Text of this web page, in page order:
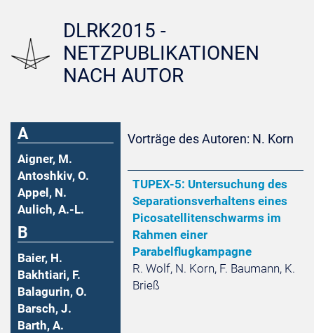
DLRK2015 -
NETZPUBLIKATIONEN
NACH AUTOR
A
Aigner, M.
Antoshkiv, O.
Appel, N.
Aulich, A.-L.
B
Baier, H.
Bakhtiari, F.
Balagurin, O.
Barsch, J.
Barth, A.
Vorträge des Autoren: N. Korn
TUPEX-5: Untersuchung des
Separationsverhaltens eines
Picosatellitenschwarms im
Rahmen einer
Parabelflugkampagne
R. Wolf, N. Korn, F. Baumann, K.
Brieß